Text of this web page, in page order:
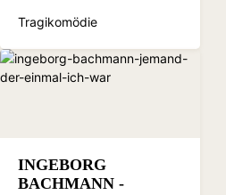
Tragikomödie
INGEBORG
BACHMANN -